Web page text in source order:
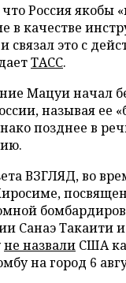
Россия якобы
в качестве
связал это с
ТАСС.
Мацуи начал
называя ее
позднее в
ВЗГЛЯД, во
Санаэ Такаити
не назвали США
на город 6